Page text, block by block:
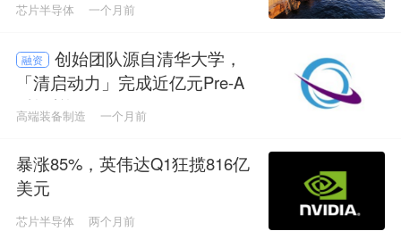
芯片半导体 一个月前
融资
创始团队源自清华大学，
「清启动力」完成近亿元Pre-A
+轮融资
高端装备制造 一个月前
暴涨85%，英伟达Q1狂揽816亿
美元
芯片半导体 两个月前